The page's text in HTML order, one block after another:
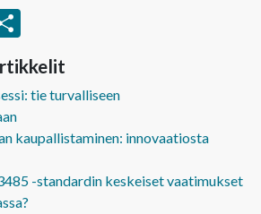
tie turvalliseen
kaupallistaminen: innovaatiosta
-standardin keskeiset vaatimukset